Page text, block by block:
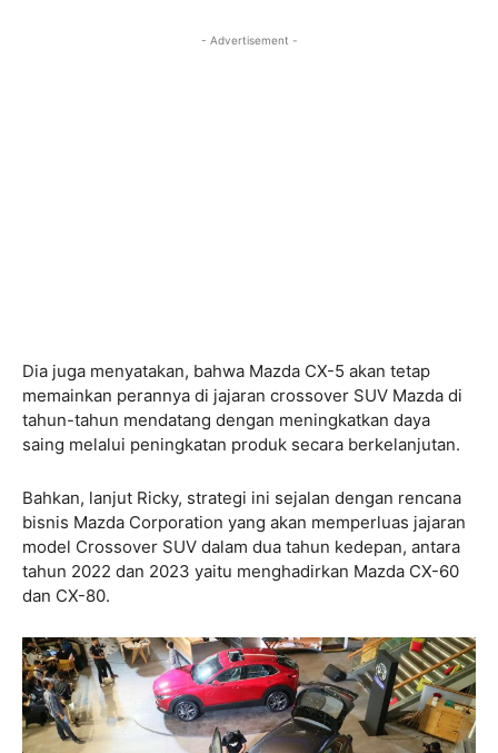
- Advertisement -
Dia juga menyatakan, bahwa Mazda CX-5 akan tetap
memainkan perannya di jajaran crossover SUV Mazda di
tahun-tahun mendatang dengan meningkatkan daya
saing melalui peningkatan produk secara berkelanjutan.
Bahkan, lanjut Ricky, strategi ini sejalan dengan rencana
bisnis Mazda Corporation yang akan memperluas jajaran
model Crossover SUV dalam dua tahun kedepan, antara
tahun 2022 dan 2023 yaitu menghadirkan Mazda CX-60
dan CX-80.